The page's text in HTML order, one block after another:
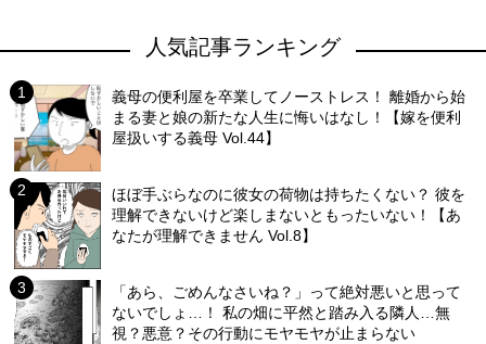
人気記事ランキング
義母の便利屋を卒業してノーストレス！ 離婚から始
まる妻と娘の新たな人生に悔いはなし！【嫁を便利
屋扱いする義母 Vol.44】
ほぼ手ぶらなのに彼女の荷物は持ちたくない？ 彼を
理解できないけど楽しまないともったいない！【あ
なたが理解できません Vol.8】
「あら、ごめんなさいね？」って絶対悪いと思って
ないでしょ…！ 私の畑に平然と踏み入る隣人…無
視？悪意？その行動にモヤモヤが止まらない